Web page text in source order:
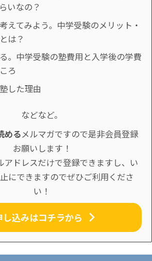
いなの？
えてみよう。中学受験のメリット・
は？
。中学受験の塾費用と入学後の学費
ろ
した理由
などなど。
めるメルマガですので是非会員登録
お願いします！
アドレスだけで登録できますし、い
にできますのでぜひご利用くださ
い！
し込みはコチラから